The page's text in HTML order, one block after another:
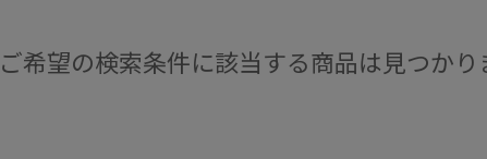
ご希望の検索条件に該当する商品は見つかり